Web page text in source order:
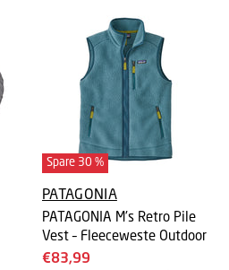
Spare 30 %
PATAGONIA
PATAGONIA M's Retro Pile
Vest – Fleeceweste Outdoor
Aktueller
€83,99